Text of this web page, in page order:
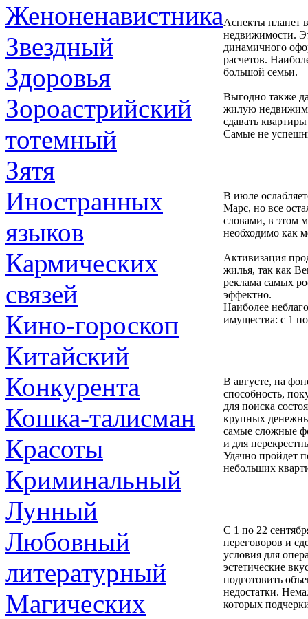
Женоненавистника
Звездный
Здоровья
Зороастрийский
тотемный
Зятя
Иностранных
языков
Кармических
связей
Кино-гороскоп
Китайский
Конкурента
Кошка-талисман
Красоты
Криминальный
Лунный
Любовный
литературный
Магических
Аспекты планет
недвижимости.
динамичного
расчетов.
большой семьи.
Выгодно также
жилую
сдавать
Самые не
В июле
Марс, но все
словами, в этом
необходимо как
Активизация
жилья, так как
реклама самых
эффектно.
Наиболее
имущества: с 1
В августе, на
способность,
для поиска
крупных
самые сложные
и для
Удачно пройдет
небольших
С 1 по 22
переговоров и
условия для
эстетические
подготовить
недостатки.
которых